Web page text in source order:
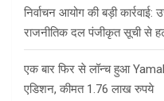
निर्वाचन आयोग की बड़ी कार्रवाई:
राजनीतिक दल पंजीकृत सूची से
एक बार फिर से लॉन्च हुआ
एडिशन, कीमत 1.76 लाख रुपये